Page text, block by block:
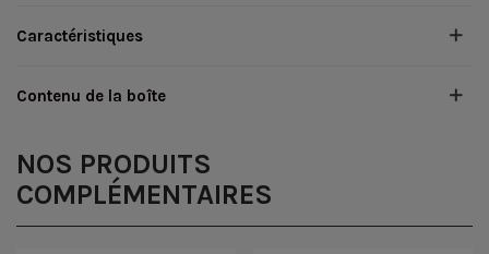
Caractéristiques
Contenu de la boîte
NOS PRODUITS
COMPLÉMENTAIRES